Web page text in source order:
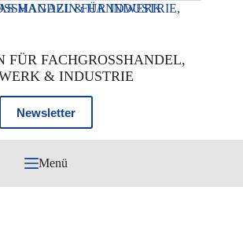
FÜR FACHGROSSHANDEL,
& INDUSTRIE
Newsletter
Menü